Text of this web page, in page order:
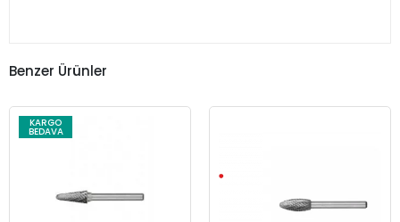
Benzer Ürünler
KARGO
BEDAVA